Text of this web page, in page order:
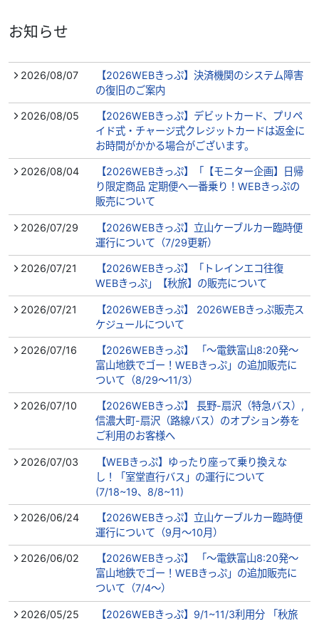
お知らせ
2026/08/07
【2026WEBきっぷ】決済機関のシステム障害
の復旧のご案内
2026/08/05
【2026WEBきっぷ】デビットカード、プリペ
イド式・チャージ式クレジットカードは返金に
お時間がかかる場合がございます。
2026/08/04
【2026WEBきっぷ】「【モニター企画】日帰
り限定商品 定期便へ一番乗り！WEBきっぷの
販売について
2026/07/29
【2026WEBきっぷ】立山ケーブルカー臨時便
運行について（7/29更新）
2026/07/21
【2026WEBきっぷ】「トレインエコ往復
WEBきっぷ」【秋旅】の販売について
2026/07/21
【2026WEBきっぷ】 2026WEBきっぷ販売ス
ケジュールについて
2026/07/16
【2026WEBきっぷ】 「～電鉄富山8:20発～
富山地鉄でゴー！WEBきっぷ」の追加販売に
ついて（8/29～11/3）
2026/07/10
【2026WEBきっぷ】 長野-扇沢（特急バス）,
信濃大町-扇沢（路線バス）のオプション券を
ご利用のお客様へ
2026/07/03
【WEBきっぷ】ゆったり座って乗り換えな
し！「室堂直行バス」の運行について
(7/18~19、8/8~11)
2026/06/24
【2026WEBきっぷ】立山ケーブルカー臨時便
運行について（9月～10月）
2026/06/02
【2026WEBきっぷ】 「～電鉄富山8:20発～
富山地鉄でゴー！WEBきっぷ」の追加販売に
ついて（7/4～）
2026/05/25
【2026WEBきっぷ】9/1~11/3利用分 「秋旅